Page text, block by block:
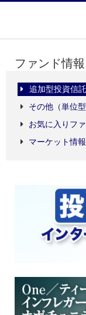
ファンド情
追加型投資信託
その他（単位
お気に入りフ
マーケット情報